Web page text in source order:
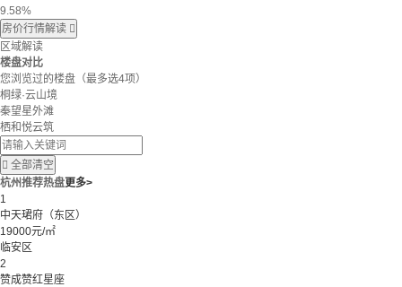
9.58%
房价行情解读 
区域解读
楼盘对比
您浏览过的楼盘 （最多选4项）
桐绿·云山境
秦望星外滩
栖和悦云筑
 全部清空
杭州推荐热盘更多>
1
中天珺府（东区）
19000元/㎡
临安区
2
赞成赞红星座